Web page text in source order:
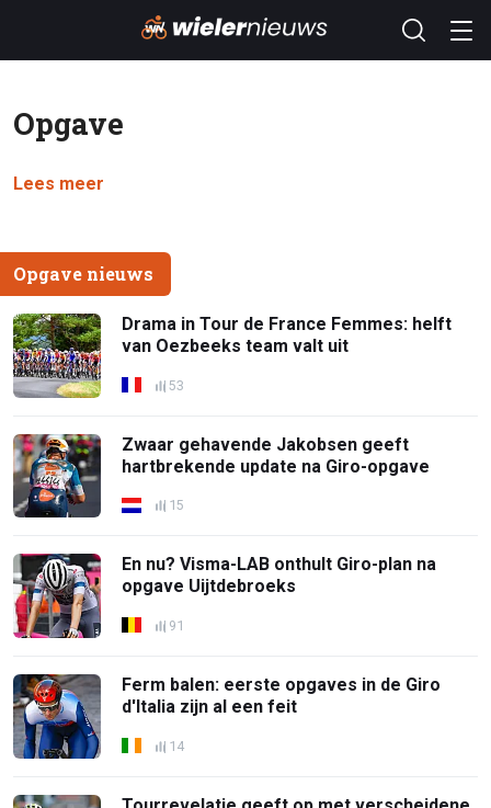
Opgave
Lees meer
Opgave nieuws
Drama in Tour de France Femmes: helft
van Oezbeeks team valt uit
53
Zwaar gehavende Jakobsen geeft
hartbrekende update na Giro-opgave
15
En nu? Visma-LAB onthult Giro-plan na
opgave Uijtdebroeks
91
Ferm balen: eerste opgaves in de Giro
d'Italia zijn al een feit
14